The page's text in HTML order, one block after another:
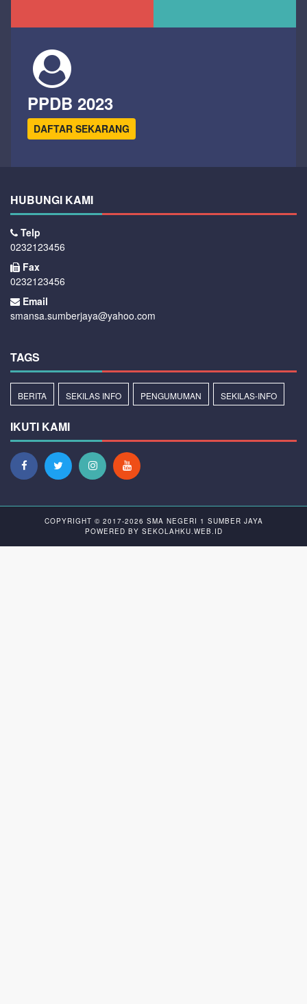
PPDB 2023
DAFTAR SEKARANG
HUBUNGI KAMI
Telp
0232123456
Fax
0232123456
Email
smansa.sumberjaya@yahoo.com
TAGS
BERITA SEKILAS INFO PENGUMUMAN SEKILAS-INFO
IKUTI KAMI
COPYRIGHT © 2017-2026 SMA NEGERI 1 SUMBER JAYA
POWERED BY SEKOLAHKU.WEB.ID